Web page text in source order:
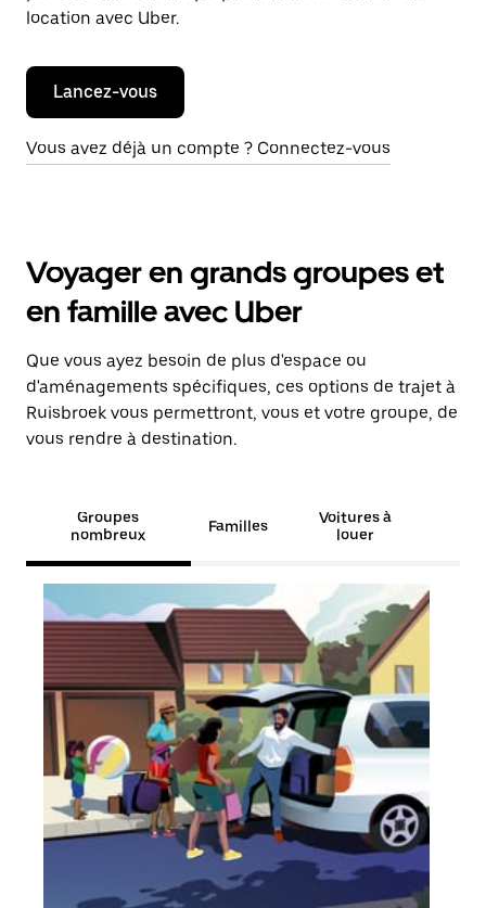
location avec Uber.
Lancez-vous
Vous avez déjà un compte ? Connectez-vous
Voyager en grands groupes et
en famille avec Uber
Que vous ayez besoin de plus d'espace ou
d'aménagements spécifiques, ces options de trajet à
Ruisbroek vous permettront, vous et votre groupe, de
vous rendre à destination.
Groupes
nombreux
Familles
Voitures à
louer